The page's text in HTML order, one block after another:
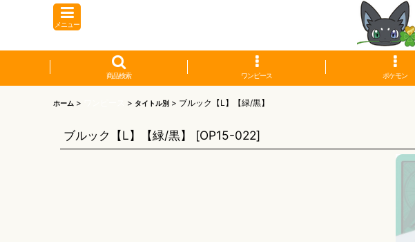
メニュー
商品検索 ワンピース ポケモン
ホーム > > タイトル別 > ブルック【L】【緑/黒】
ブルック【L】【緑/黒】 [OP15-022]